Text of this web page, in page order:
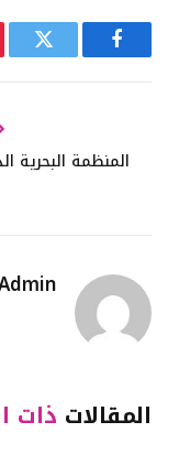
فيسبوك تويتر
المنظمة البحرية
المقالات ذات